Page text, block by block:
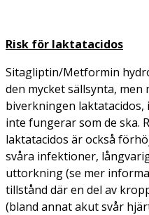
Risk för laktatacidos
Sitagliptin/Metformin
den mycket sällsynta, men
biverkningen
inte fungerar som de ska.
laktatacidos är också
svåra infektioner,
uttorkning (se mer
tillstånd där en del av
(bland annat akut svår